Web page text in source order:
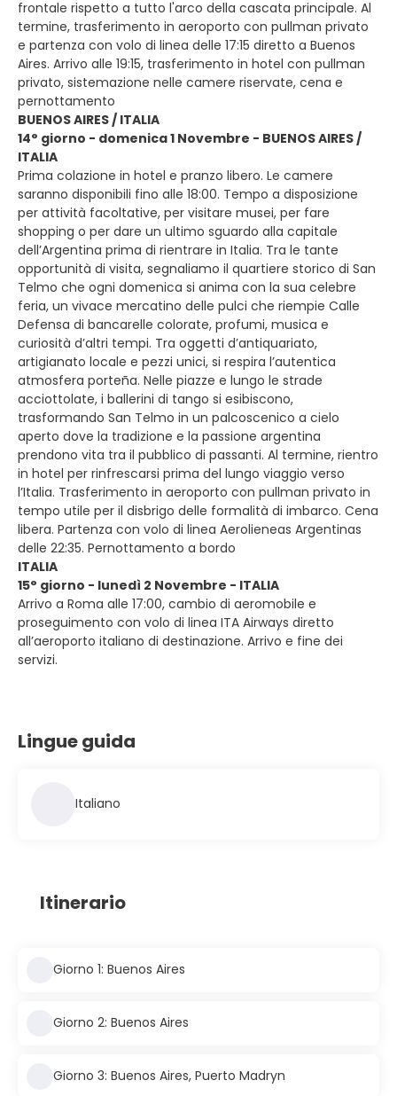
frontale rispetto a tutto l'arco della cascata principale. Al
termine, trasferimento in aeroporto con pullman privato
e partenza con volo di linea delle 17:15 diretto a Buenos
Aires. Arrivo alle 19:15, trasferimento in hotel con pullman
privato, sistemazione nelle camere riservate, cena e
pernottamento
BUENOS AIRES / ITALIA
14° giorno - domenica 1 Novembre - BUENOS AIRES /
ITALIA
Prima colazione in hotel e pranzo libero. Le camere
saranno disponibili fino alle 18:00. Tempo a disposizione
per attività facoltative, per visitare musei, per fare
shopping o per dare un ultimo sguardo alla capitale
dell’Argentina prima di rientrare in Italia. Tra le tante
opportunità di visita, segnaliamo il quartiere storico di San
Telmo che ogni domenica si anima con la sua celebre
feria, un vivace mercatino delle pulci che riempie Calle
Defensa di bancarelle colorate, profumi, musica e
curiosità d’altri tempi. Tra oggetti d’antiquariato,
artigianato locale e pezzi unici, si respira l’autentica
atmosfera porteña. Nelle piazze e lungo le strade
acciottolate, i ballerini di tango si esibiscono,
trasformando San Telmo in un palcoscenico a cielo
aperto dove la tradizione e la passione argentina
prendono vita tra il pubblico di passanti. Al termine, rientro
in hotel per rinfrescarsi prima del lungo viaggio verso
l’Italia. Trasferimento in aeroporto con pullman privato in
tempo utile per il disbrigo delle formalità di imbarco. Cena
libera. Partenza con volo di linea Aerolieneas Argentinas
delle 22:35. Pernottamento a bordo
ITALIA
15° giorno - lunedì 2 Novembre - ITALIA
Arrivo a Roma alle 17:00, cambio di aeromobile e
proseguimento con volo di linea ITA Airways diretto
all’aeroporto italiano di destinazione. Arrivo e fine dei
servizi.
Lingue guida
Italiano
Itinerario
Giorno 1: Buenos Aires
Giorno 2: Buenos Aires
Giorno 3: Buenos Aires, Puerto Madryn